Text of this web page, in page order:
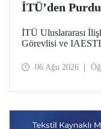
İTÜ’den
İTÜ Uluslararası
Görevlisi ve
Temmuz tarihlerinde
06 Ağu 2026